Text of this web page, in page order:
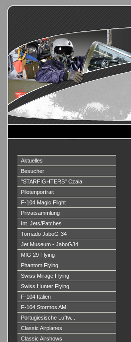
Aktuelles
Besucher
"STARFIGHTERS" Czaia
Pilotenportrait
F-104 Magic Flight
Privatsammlung
Int. Jets/Patches
Tornado JaboG-34
Jet Museum - JaboG34
MIG 29 Flying
Phantom Flying
Swiss Mirage Flying
Swiss Hunter Flying
F-104 Italien
F-104 Stormos AMI
Portugiesische Luftw...
Classic Airplanes
Classic Airshows